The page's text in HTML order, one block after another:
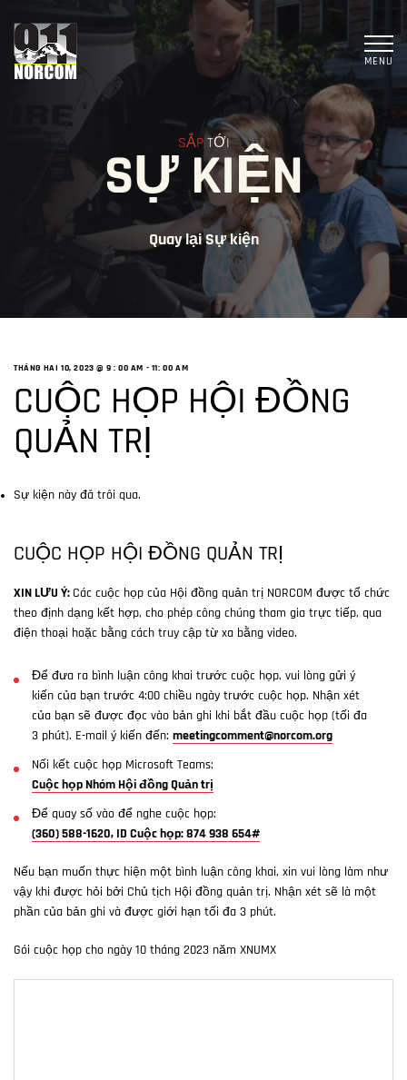
MENU
SẮPTỚI
SỰ KIỆN
Quay lại Sự kiện
THÁNG HAI 10, 2023 @ 9 : 00 AM - 11: 00 AM
CUỘC HỌP HỘI ĐỒNG
QUẢN TRỊ
Sự kiện này đã trôi qua.
CUỘC HỌP HỘI ĐỒNG QUẢN TRỊ
XIN LƯU Ý: Các cuộc họp của Hội đồng quản trị NORCOM được tổ chức
theo định dạng kết hợp, cho phép công chúng tham gia trực tiếp, qua
điện thoại hoặc bằng cách truy cập từ xa bằng video.
Để đưa ra bình luận công khai trước cuộc họp, vui lòng gửi ý
kiến của bạn trước 4:00 chiều ngày trước cuộc họp. Nhận xét
của bạn sẽ được đọc vào bản ghi khi bắt đầu cuộc họp (tối đa
3 phút). E-mail ý kiến đến: meetingcomment@norcom.org
Nối kết cuộc họp Microsoft Teams:
Cuộc họp Nhóm Hội đồng Quản trị
Để quay số vào để nghe cuộc họp:
(360) 588-1620, ID Cuộc họp: 874 938 654#
Nếu bạn muốn thực hiện một bình luận công khai, xin vui lòng làm như
vậy khi được hỏi bởi Chủ tịch Hội đồng quản trị. Nhận xét sẽ là một
phần của bản ghi và được giới hạn tối đa 3 phút.
Gói cuộc họp cho ngày 10 tháng 2023 năm XNUMX